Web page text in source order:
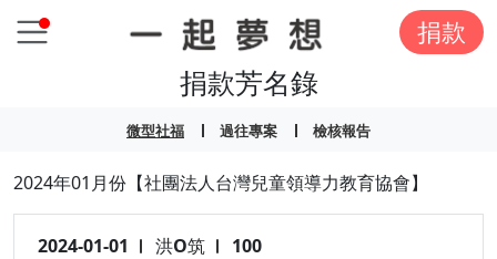
捐款
捐款芳名錄
微型社福 過往專案 檢核報告
2024年01月份【社團法人台灣兒童領導力教育協會】
2024-01-01 洪O筑 100